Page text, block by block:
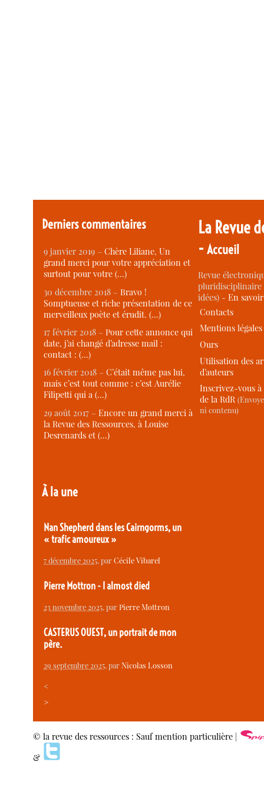
Derniers commentaires
9 janvier 2019 –Chère Liliane, Un
grand merci pour votre appréciation et
surtout pour votre (…)
30 décembre 2018 –Bravo !
Somptueuse et riche présentation de ce
merveilleux poète et érudit. (…)
17 février 2018 –Pour cette annonce qui
date, j’ai changé d’adresse mail :
contact : (…)
16 février 2018 –C’était même pas lui,
mais c’est tout comme : c’est Aurélie
Filipetti qui a (…)
29 août 2017 –Encore un grand merci à
la Revue des Ressources, à Louise
Desrenards et (…)
À la une
Nan Shepherd dans les Cairngorms, un
« trafic amoureux »
7 décembre 2025, parCécile Vibarel
Pierre Mottron - I almost died
23 novembre 2025, parPierre Mottron
CASTERUS OUEST, un portrait de mon
père.
29 septembre 2025, parNicolas Losson
<
>
La Revue
-Accueil
Revue
idées) -En
Contacts
Mentions légales
Ours
Utilisation des
d’auteurs
Inscrivez-vous
de la RdR
ni contenu)
© la revue des ressources : Sauf mention particulière |
&